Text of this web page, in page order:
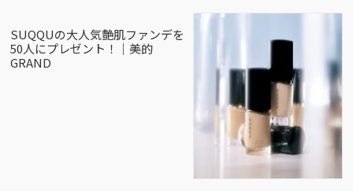
SUQQUの大人気艶肌ファンデを
50人にプレゼント！｜美的
GRAND